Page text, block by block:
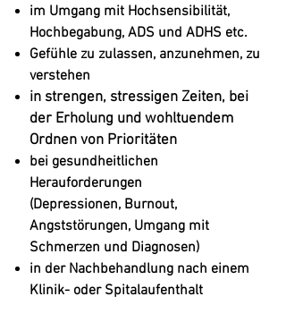
im Umgang mit Hochsensibilität,
Hochbegabung, ADS und ADHS etc.
Gefühle zu zulassen, anzunehmen, zu
verstehen
in strengen, stressigen Zeiten, bei
der Erholung und wohltuendem
Ordnen von Prioritäten
bei gesundheitlichen
Herauforderungen
(Depressionen, Burnout,
Angststörungen, Umgang mit
Schmerzen und Diagnosen)
in der Nachbehandlung nach einem
Klinik- oder Spitalaufenthalt